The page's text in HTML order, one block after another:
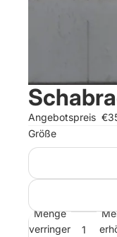
Angebotspreis
Größe
Menge
verringern